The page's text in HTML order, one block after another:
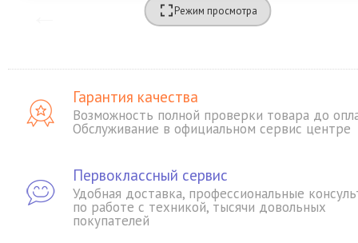
Режим просмотра
Гарантия качества
Возможность полной проверки товара до
Обслуживание в официальном сервис центре
Первоклассный сервис
Удобная доставка, профессиональные
по работе с техникой, тысячи довольных
покупателей